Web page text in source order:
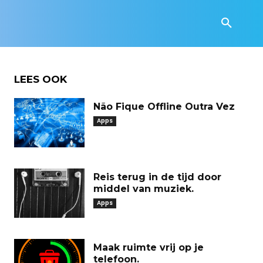
LEES OOK
Não Fique Offline Outra Vez
Apps
Reis terug in de tijd door
middel van muziek.
Apps
Maak ruimte vrij op je
telefoon.